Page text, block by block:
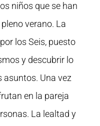
niños que se han
verano. La
los Seis, puesto
y descubrir lo
asuntos. Una vez
en la pareja
La lealtad y